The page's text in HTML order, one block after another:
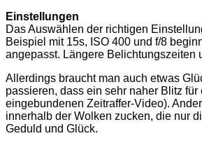
Einstellungen
Das Auswählen der richtigen
Beispiel mit 15s, ISO 400 und f/8
angepasst. Längere Belichtungszeiten
Allerdings braucht man auch etwas
passieren, dass ein sehr naher Blitz
eingebundenen Zeitraffer-Video).
innerhalb der Wolken zucken, die nur
Geduld und Glück.